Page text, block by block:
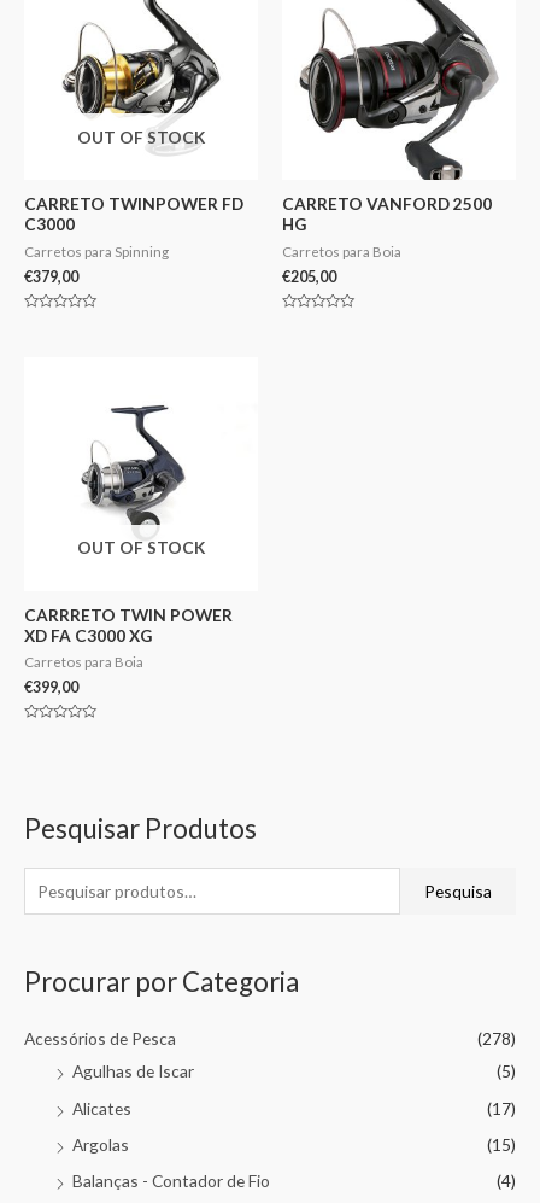
Pesquisar Produtos
Pesquisa
Procurar por Categoria
Acessórios de Pesca
(278)
Agulhas de Iscar
(5)
Alicates
(17)
Argolas
(15)
Balanças - Contador de Fio
(4)
OUT OF STOCK
CARRETO TWINPOWER FD
C3000
Carretos para Spinning
€379,00
CARRETO VANFORD 2500
HG
Carretos para Boia
€205,00
OUT OF STOCK
CARRRETO TWIN POWER
XD FA C3000 XG
Carretos para Boia
€399,00